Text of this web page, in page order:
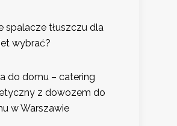
spalacze tłuszczu dla
wybrać?
do domu – catering
z dowozem do
w Warszawie